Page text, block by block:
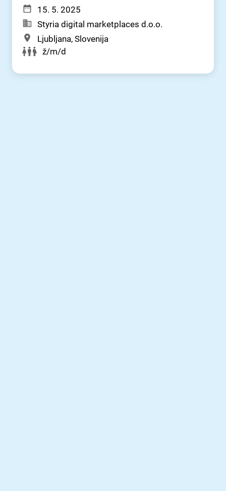
15. 5. 2025
Styria digital marketplaces d.o.o.
Ljubljana, Slovenija
ž/m/d